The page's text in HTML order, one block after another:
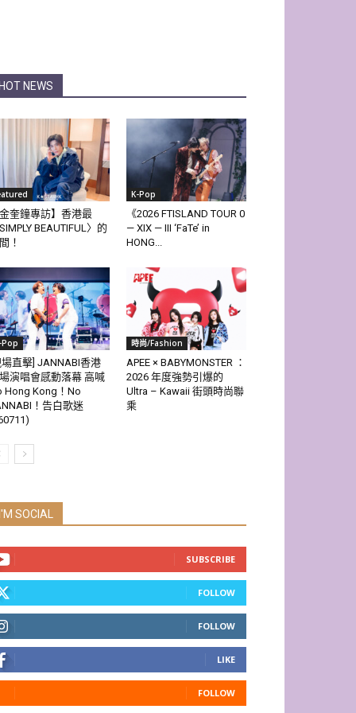
HOT NEWS
金奎鐘專訪】香港最
SIMPLY BEAUTIFUL〉的
！
K-Pop
《2026 FTISLAND TOUR 0
— XIX — III ‘FaTe’ in
HONG...
Pop
場直擊] JANNABI香港
演唱會感動落幕 高喊
Hong Kong！No
！告白歌迷
時尚/Fashion
APEE × BABYMONSTER ：
2026 年度強勢引爆的
Ultra – Kawaii 街頭時尚聯
乘
I'M SOCIAL
SUBSCRIBE
FOLLOW
FOLLOW
LIKE
FOLLOW